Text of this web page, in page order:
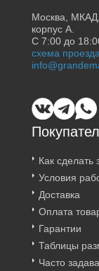
Как сделать
Условия
Доставка
Оплата
Гарантии
Таблицы
Часто
Москва,
корпус А.
С 7:00 до
схема